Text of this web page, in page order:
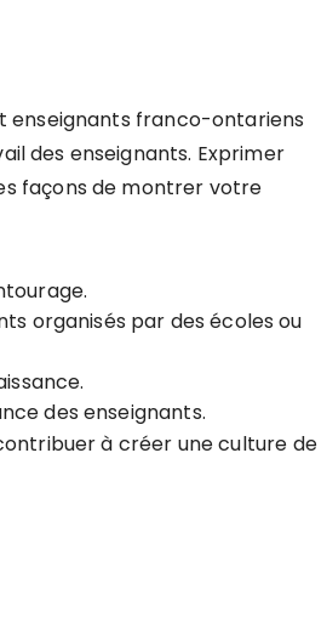
enseignants franco-ontariens
des enseignants. Exprimer
façons de montrer votre
organisés par des écoles ou
des enseignants.
à créer une culture de